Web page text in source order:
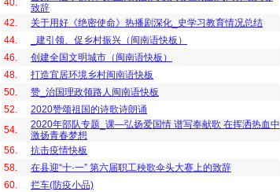
40.
致辞
42.
关于用好《绝密使命》热播剧深化_史学习教育情况总结
44.
_建引领、促乡村振兴（闽南语快板）
46.
创建全国文明城市（闽南语快板）
48.
打造宜居环境乡村闽南语快板
50.
赞_治国理政领路人闽南语快板
52.
2020赞颂祖国的诗歌诗朗诵
54.
2020年部队专题_课—弘扬爱国情 谱写奉献歌 在挥洒热血中
激扬青春梦想
56.
抗击疫情快板
58.
在县迎“十·一” 第六届职工秧歌伞头大赛上的致辞
60.
拦车(防疫小品)